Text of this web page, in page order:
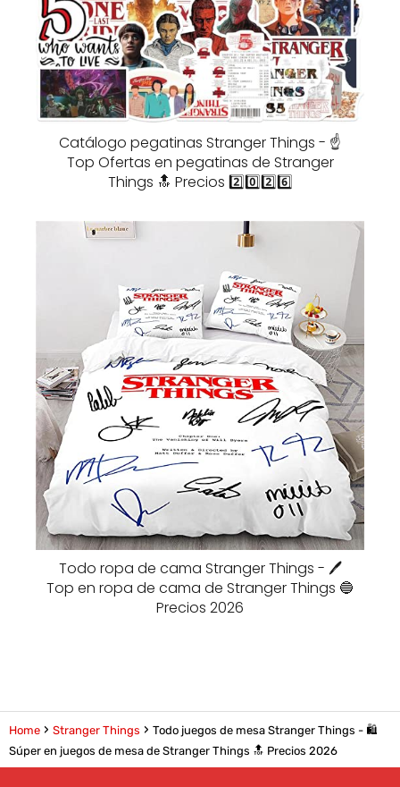
Catálogo pegatinas Stranger Things - ☝️
Top Ofertas en pegatinas de Stranger
Things 🔝 Precios 2️⃣0️⃣2️⃣6️⃣
Todo ropa de cama Stranger Things - 🖊️
Top en ropa de cama de Stranger Things 🔵
Precios 2026
Home Stranger Things
Todo juegos de mesa Stranger Things - 🛍️
Súper en juegos de mesa de Stranger Things 🔝 Precios 2026